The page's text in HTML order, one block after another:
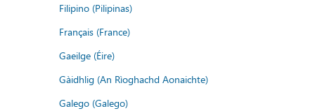
Filipino (Pilipinas)
Français (France)
Gaeilge (Éire)
Gàidhlig (An Rìoghachd Aonaichte)
Galego (Galego)